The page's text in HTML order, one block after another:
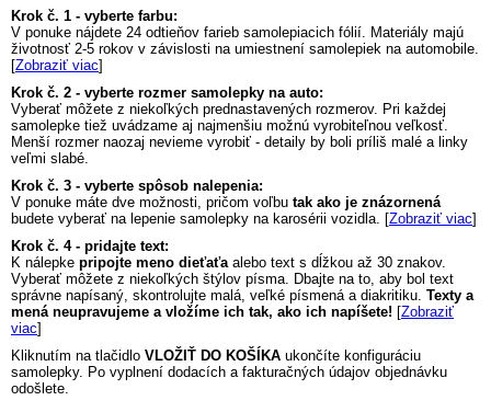
Krok č. 1 - vyberte farbu:
V ponuke nájdete 24 odtieňov farieb samolepiacich fólií. Materiály majú
životnosť 2-5 rokov v závislosti na umiestnení samolepiek na automobile.
[Zobraziť viac]
Krok č. 2 - vyberte rozmer samolepky na auto:
Vyberať môžete z niekoľkých prednastavených rozmerov. Pri každej
samolepke tiež uvádzame aj najmenšiu možnú vyrobiteľnou veľkosť.
Menší rozmer naozaj nevieme vyrobiť - detaily by boli príliš malé a linky
veľmi slabé.
Krok č. 3 - vyberte spôsob nalepenia:
V ponuke máte dve možnosti, pričom voľbu tak ako je znázornená
budete vyberať na lepenie samolepky na karosérii vozidla. [Zobraziť viac]
Krok č. 4 - pridajte text:
K nálepke pripojte meno dieťaťaalebo text s dĺžkou až 30 znakov.
Vyberať môžete z niekoľkých štýlov písma. Dbajte na to, aby bol text
správne napísaný, skontrolujte malá, veľké písmená a diakritiku. Texty a
mená neupravujeme a vložíme ich tak, ako ich napíšete! [Zobraziť
viac]
Kliknutím na tlačidlo VLOŽIŤ DO KOŠÍKA ukončíte konfiguráciu
samolepky. Po vyplnení dodacích a fakturačných údajov objednávku
odošlete.